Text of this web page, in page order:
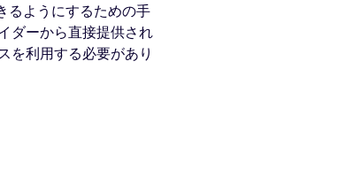
るようにするための手
ダーから直接提供され
を利用する必要があり